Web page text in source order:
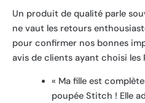
Un produit de qualité parle
ne vaut les retours
pour confirmer nos bonnes
avis de clients ayant choisi les
« Ma fille est
poupée Stitch ! Elle